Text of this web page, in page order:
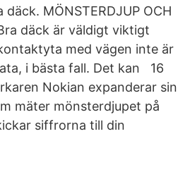
MÖNSTERDJUP OCH
däck är väldigt viktigt
med vägen inte är
i bästa fall. Det kan 16
Nokian expanderar sin
mäter mönsterdjupet på
siffrorna till din